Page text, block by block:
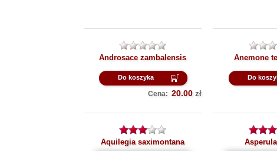
Androsace zambalensis
Do koszyka
Cena: 20.00 zł
Anemone
Do
Aquilegia saximontana